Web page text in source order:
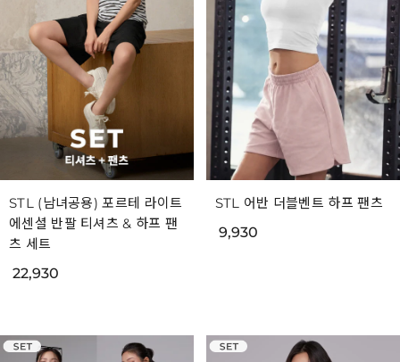
STL (남녀공용) 포르테 라이트
에센셜 반팔 티셔츠 & 하프 팬
츠 세트
22,930
STL 어반 더블벤트 하프 팬츠
9,930